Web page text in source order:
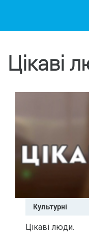
Цікаві
Культурні
Цікаві люди.